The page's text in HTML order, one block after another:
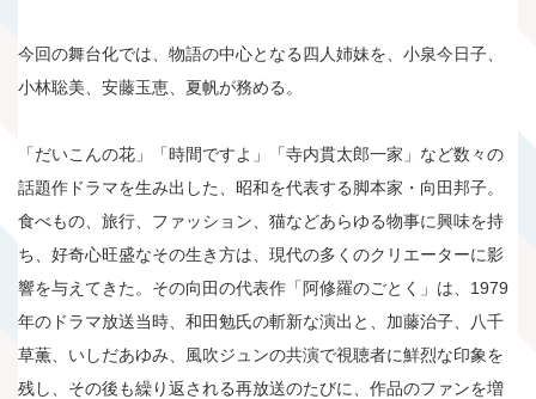
今回の舞台化では、物語の中心となる四人姉妹を、小泉今日子、
小林聡美、安藤玉恵、夏帆が務める。
「だいこんの花」「時間ですよ」「寺内貫太郎一家」など数々の
話題作ドラマを生み出した、昭和を代表する脚本家・向田邦子。
食べもの、旅行、ファッション、猫などあらゆる物事に興味を持
ち、好奇心旺盛なその生き方は、現代の多くのクリエーターに影
響を与えてきた。その向田の代表作「阿修羅のごとく」は、1979
年のドラマ放送当時、和田勉氏の斬新な演出と、加藤治子、八千
草薫、いしだあゆみ、風吹ジュンの共演で視聴者に鮮烈な印象を
残し、その後も繰り返される再放送のたびに、作品のファンを増